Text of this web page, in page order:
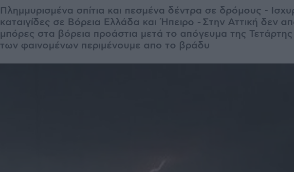
Πλημμυρισμένα σπίτια και πεσμένα δέντρα σε δρόμους -
καταιγίδες σε Βόρεια Ελλάδα και Ήπειρο - Στην Αττική δεν
μπόρες στα βόρεια προάστια μετά το απόγευμα της
των φαινομένων περιμένουμε απο το βράδυ